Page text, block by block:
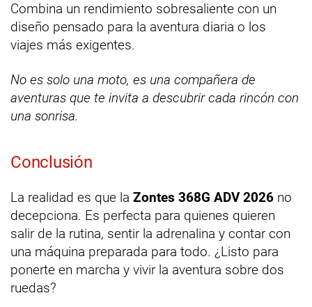
Combina un rendimiento sobresaliente con un
diseño pensado para la aventura diaria o los
viajes más exigentes.
No es solo una moto, es una compañera de
aventuras que te invita a descubrir cada rincón con
una sonrisa.
Conclusión
La realidad es que la Zontes 368G ADV 2026 no
decepciona. Es perfecta para quienes quieren
salir de la rutina, sentir la adrenalina y contar con
una máquina preparada para todo. ¿Listo para
ponerte en marcha y vivir la aventura sobre dos
ruedas?